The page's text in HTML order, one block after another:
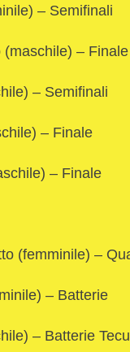
– Semifinali
– Finale
– Semifinali
– Finale
– Finale
(femminile) –
– Batterie
– Batterie